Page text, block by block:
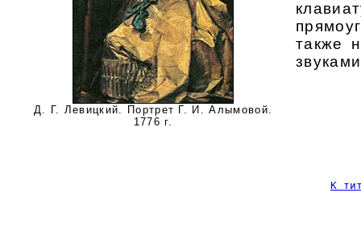
Д. Г. Левицкий. Портрет Г. И. Алымовой.
1776 г.
также
К